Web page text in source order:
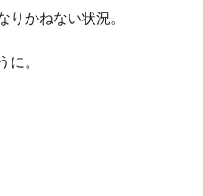
りかねない状況。
に。